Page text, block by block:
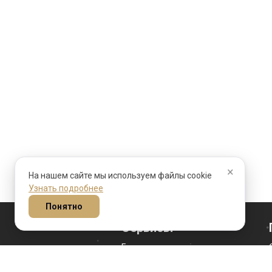
×
На нашем сайте мы используем файлы cookie
Узнать подробнее
Понятно
Сервисы
Гороскоп на сегодня